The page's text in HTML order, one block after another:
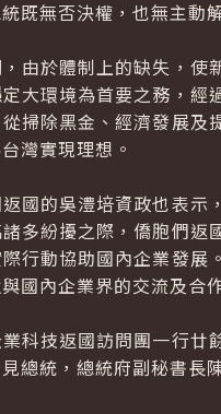
既無否決權，也無主動
於體制上的缺失，使
大環境為首要之務，經
掃除黑金、經濟發展
灣實現理想。
的吳澧培資政也表示
多紛擾之際，僑胞們返
行動協助國內企業發展
國內企業界的交流及合
技返國訪問團一行廿餘
總統，總統府副秘書長